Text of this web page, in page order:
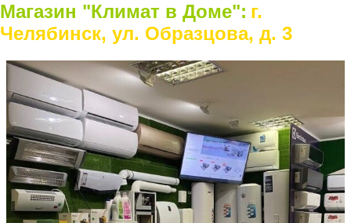
Магазин "Климат в Доме": г.
Челябинск, ул. Образцова, д. 3